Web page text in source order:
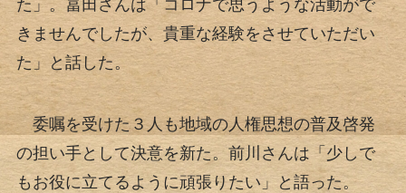
た」。冨田さんは「コロナで思うような活動がで
きませんでしたが、貴重な経験をさせていただい
た」と話した。
委嘱を受けた３人も地域の人権思想の普及啓発
の担い手として決意を新た。前川さんは「少しで
もお役に立てるように頑張りたい」と語った。